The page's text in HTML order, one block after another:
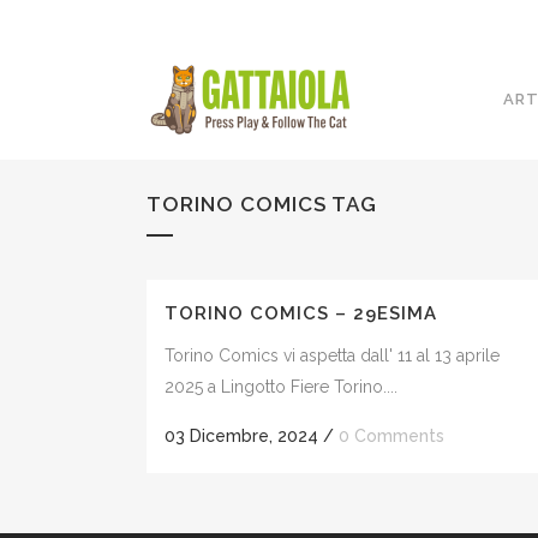
TORINO COMICS TAG
TORINO COMICS – 29ESIMA
Torino Comics vi aspetta dall' 11 al 13 aprile
2025 a Lingotto Fiere Torino....
03 Dicembre, 2024 / 0 Comments